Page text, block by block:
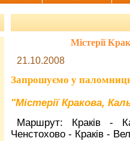
Містерії
21.10.2008
Запрошуємо у
"Містерії Кракова,
Маршрут: Краків -
Ченстохово - Краків -